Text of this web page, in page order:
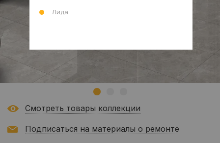
Смотреть товары коллекции
Подписаться на материалы о ремонте
Лида